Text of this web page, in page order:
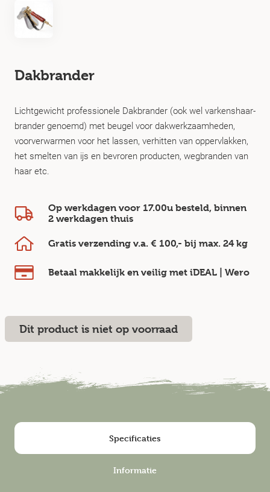
Dakbrander
Lichtgewicht professionele Dakbrander (ook wel varkenshaar-
brander genoemd) met beugel voor dakwerkzaamheden,
voorverwarmen voor het lassen, verhitten van oppervlakken,
het smelten van ijs en bevroren producten, wegbranden van
haar etc.
Op werkdagen voor 17.00u besteld, binnen
2 werkdagen thuis
Gratis verzending v.a. € 100,- bij max. 24 kg
Betaal makkelijk en veilig met iDEAL | Wero
Dit product is niet op voorraad
Specificaties
Informatie